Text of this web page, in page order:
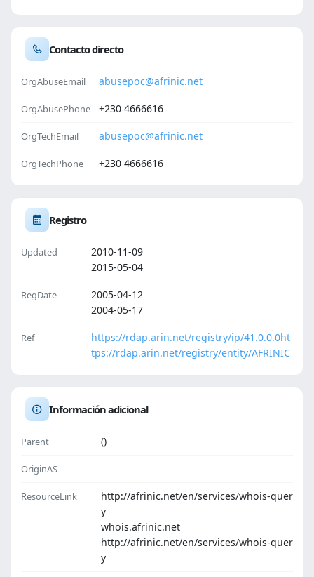
Contacto directo
OrgAbuseEmail abusepoc@afrinic.net
OrgAbusePhone +230 4666616
OrgTechEmail abusepoc@afrinic.net
OrgTechPhone +230 4666616
Registro
Updated
2010-11-09
2015-05-04
RegDate
2005-04-12
2004-05-17
Ref https://rdap.arin.net/registry/ip/41.0.0.0ht
tps://rdap.arin.net/registry/entity/AFRINIC
Información adicional
Parent ()
OriginAS
ResourceLink
http://afrinic.net/en/services/whois-quer
y
whois.afrinic.net
http://afrinic.net/en/services/whois-quer
y